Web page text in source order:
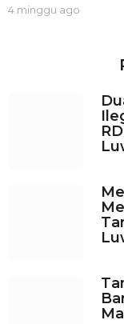
4 minggu ago